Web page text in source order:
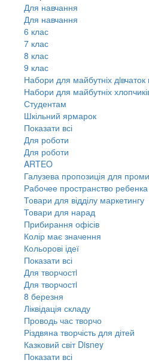
Для навчання
Для навчання
6 клас
7 клас
8 клас
9 клас
Набори для майбутніх
Набори для майбутніх
Студентам
Шкільний ярмарок
Показати всі
Для роботи
Для роботи
ARTEO
Галузева пропозиція для
Рабочее пространство ребенка
Товари для відділу маркетингу
Товари для нарад
Прибирання офісів
Колір має значення
Кольорові ідеї
Показати всі
Для творчостi
Для творчостi
8 березня
Ліквідація складу
Проводь час творчо
Різдвяна творчість для дітей
Казковий світ Disney
Показати всі